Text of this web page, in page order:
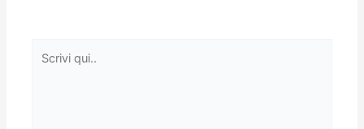
qui..